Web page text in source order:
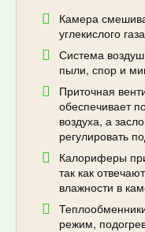
Камера
углекислого
Система
пыли, спор и
Приточная
обеспечивает
воздуха, а
регулировать
Калориферы
так как
влажности в
режим,